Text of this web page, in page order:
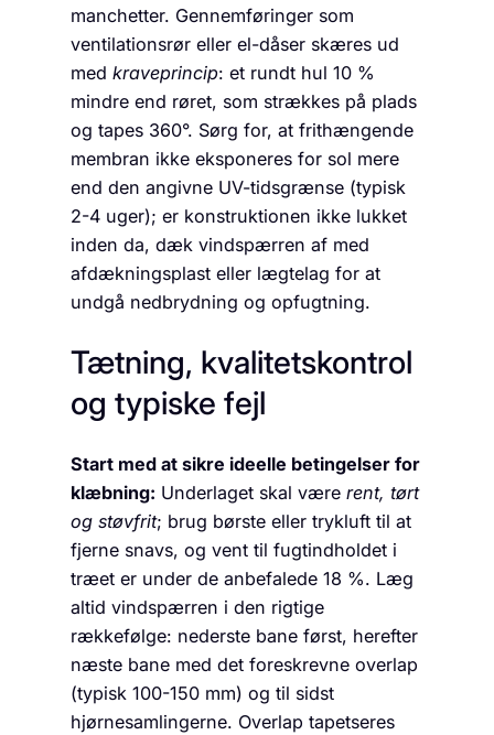
manchetter. Gennemføringer som
ventilationsrør eller el-dåser skæres ud
med kraveprincip: et rundt hul 10 %
mindre end røret, som strækkes på plads
og tapes 360°. Sørg for, at frithængende
membran ikke eksponeres for sol mere
end den angivne UV-tidsgrænse (typisk
2-4 uger); er konstruktionen ikke lukket
inden da, dæk vindspærren af med
afdækningsplast eller lægtelag for at
undgå nedbrydning og opfugtning.
Tætning, kvalitetskontrol
og typiske fejl
Start med at sikre ideelle betingelser for
klæbning: Underlaget skal være rent, tørt
og støvfrit; brug børste eller trykluft til at
fjerne snavs, og vent til fugtindholdet i
træet er under de anbefalede 18 %. Læg
altid vindspærren i den rigtige
rækkefølge: nederste bane først, herefter
næste bane med det foreskrevne overlap
(typisk 100-150 mm) og til sidst
hjørnesamlingerne. Overlap tapetseres